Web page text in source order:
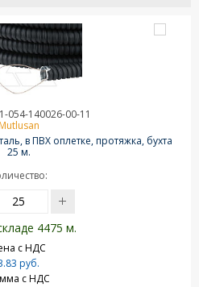
054-140026-00-11
Mutlusan
в ПВХ оплетке, протяжка, бухта
25 м.
4475 м.
с НДС
руб.
с НДС